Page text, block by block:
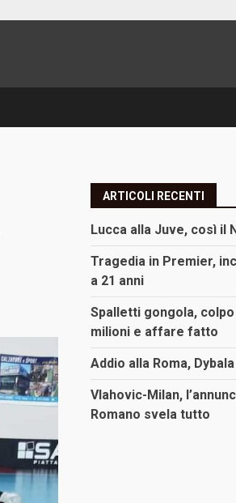
ARTICOLI RECENTI
Lucca alla Juve, così il
Tragedia in Premier,
a 21 anni
Spalletti gongola,
milioni e affare fatto
Addio alla Roma,
Vlahovic-Milan,
Romano svela tutto